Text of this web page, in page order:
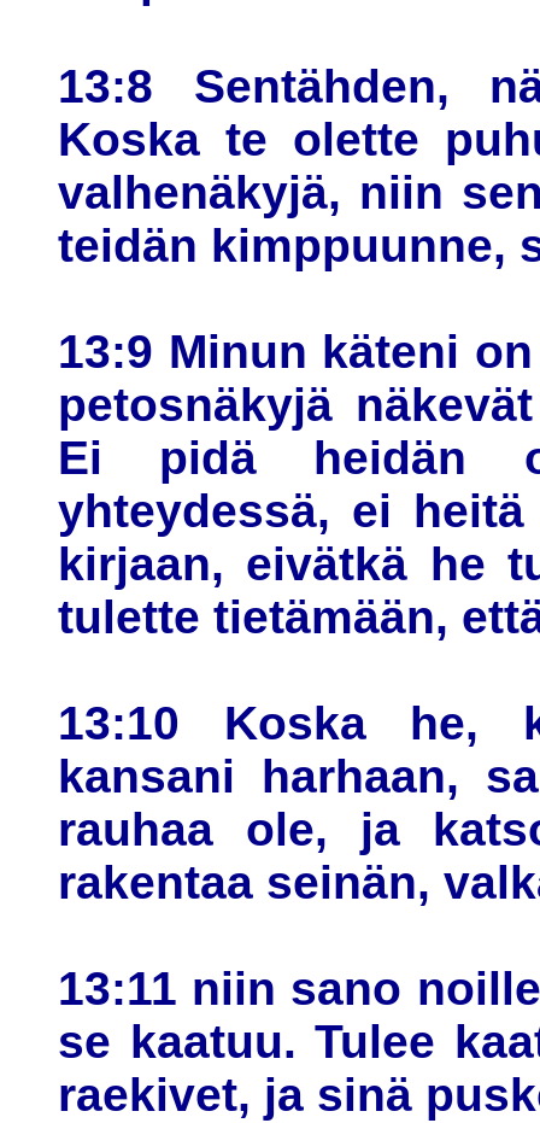
13:8 Sentähden,
Koska te olette
valhenäkyjä, niin
teidän kimppuunne,
13:9 Minun käteni
petosnäkyjä
Ei pidä heidän
yhteydessä, ei
kirjaan, eivätkä he
tulette tietämään,
13:10 Koska he,
kansani harhaan,
rauhaa ole, ja
rakentaa seinän,
13:11 niin sano
se kaatuu. Tulee
raekivet, ja sinä